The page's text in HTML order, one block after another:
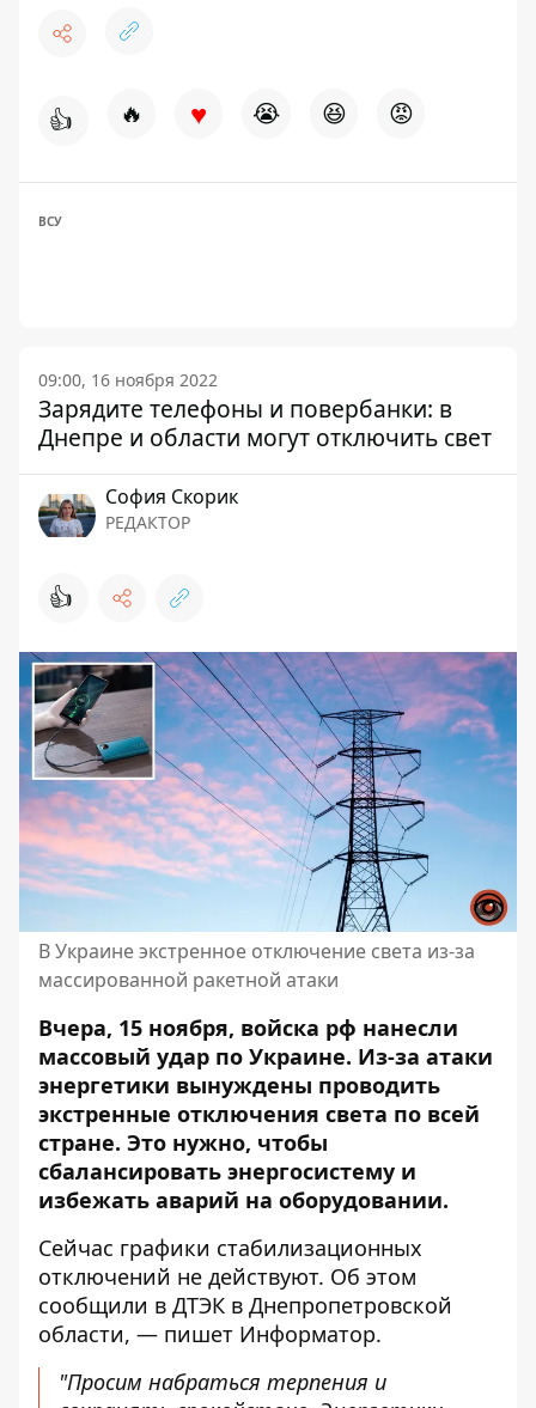
👍 🔥 ♥ 😭 😆 😡
ВСУ
09:00, 16 ноября 2022
Зарядите телефоны и повербанки: в
Днепре и области могут отключить свет
София Скорик
РЕДАКТОР
👍
В Украине экстренное отключение света из-за
массированной ракетной атаки
Вчера, 15 ноября, войска рф нанесли
массовый удар по Украине. Из-за атаки
энергетики вынуждены проводить
экстренные отключения света по всей
стране. Это нужно, чтобы
сбалансировать энергосистему и
избежать аварий на оборудовании.
Сейчас графики стабилизационных
отключений не действуют. Об этом
сообщили в ДТЭК в Днепропетровской
области, — пишет Информатор.
"Просим набраться терпения и